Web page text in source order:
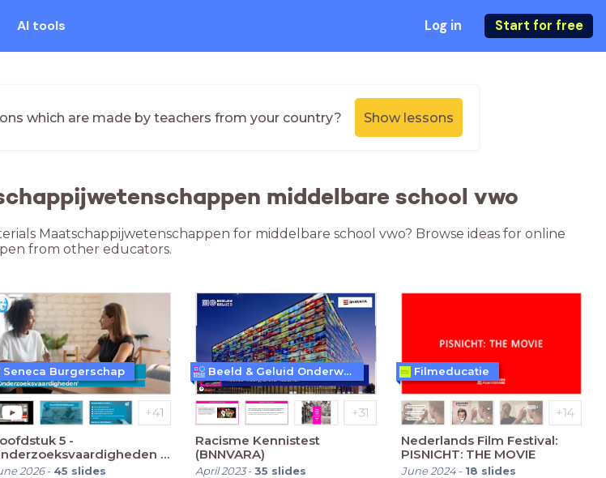
AI tools Log in Start for free
which are made by teachers from your country? Show lessons
middelbare school vwo
Maatschappijwetenschappen for middelbare school vwo? Browse ideas for online
from other educators.
5 -
|
2026- 45 slides
Seneca Burgerschap
Racisme Kennistest
(BNNVARA)
April 2023-35 slides
Beeld & Geluid Onderwijs
Nederlands Film Festival:
PISNICHT: THE MOVIE
June 2024- 18 slides
Filmeducatie